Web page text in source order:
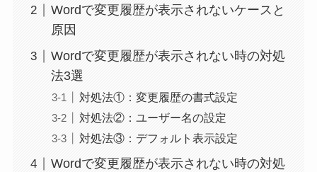
Wordで変更履歴が表示されないケースと
原因
Wordで変更履歴が表示されない時の対処
法3選
対処法①：変更履歴の書式設定
対処法②：ユーザー名の設定
対処法③：デフォルト表示設定
Wordで変更履歴が表示されない時の対処